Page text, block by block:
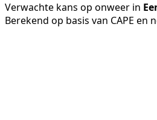
Verwachte kans op onweer in
Berekend op basis van CAPE en